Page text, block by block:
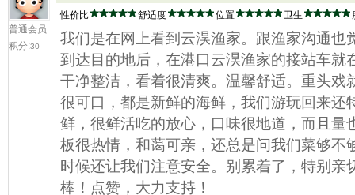
普通会员
积分:30
性价比 舒适度 位置 卫生
我们是在网上看到云淏渔家。跟渔家沟通也
到达目的地后，在港口云淏渔家的接站车就
干净整洁，看着很清爽。温馨舒适。重头戏
很可口，都是新鲜的海鲜，我们游玩回来还
鲜，很鲜活吃的放心，口味很地道，而且量
板很热情，和蔼可亲，还总是问我们菜够不
时候还让我们注意安全。别累着了，特别亲
棒！点赞，大力支持！